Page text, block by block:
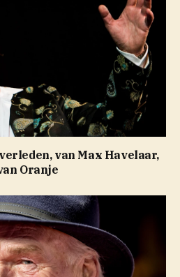
van Max Havelaar,
Oranje